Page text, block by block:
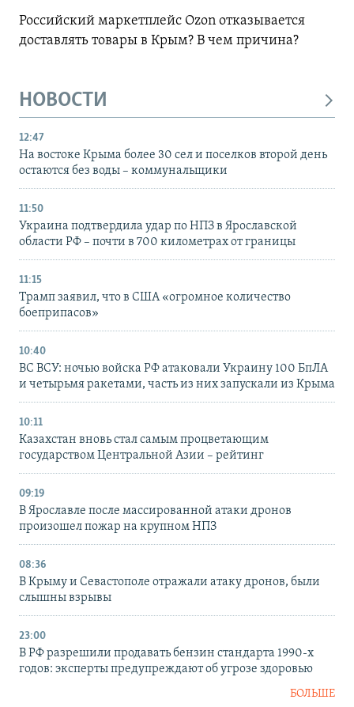
Российский маркетплейс Ozon отказывается
доставлять товары в Крым? В чем причина?
НОВОСТИ
12:47
На востоке Крыма более 30 сел и поселков второй день
остаются без воды – коммунальщики
11:50
Украина подтвердила удар по НПЗ в Ярославской
области РФ – почти в 700 километрах от границы
11:15
Трамп заявил, что в США «огромное количество
боеприпасов»
10:40
ВС ВСУ: ночью войска РФ атаковали Украину 100 БпЛА
и четырьмя ракетами, часть из них запускали из Крыма
10:11
Казахстан вновь стал самым процветающим
государством Центральной Азии – рейтинг
09:19
В Ярославле после массированной атаки дронов
произошел пожар на крупном НПЗ
08:36
В Крыму и Севастополе отражали атаку дронов, были
слышны взрывы
23:00
В РФ разрешили продавать бензин стандарта 1990-х
годов: эксперты предупреждают об угрозе здоровью
БОЛЬШЕ